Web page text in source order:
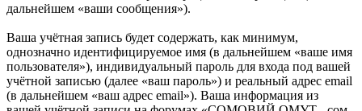
дальнейшем «ваши сообщения»).
Ваша учётная запись будет содержать, как минимум,
однозначно идентифицируемое имя (в дальнейшем «ваше имя
пользователя»), индивидуальный пароль для входа под вашей
учётной записью (далее «ваш пароль») и реальный адрес email
(в дальнейшем «ваш адрес email»). Ваша информация из